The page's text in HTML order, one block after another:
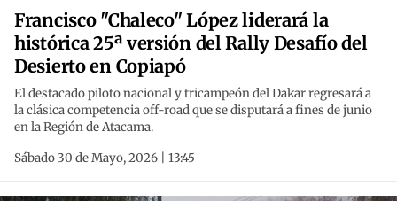
Francisco "Chaleco" López liderará la
histórica 25ª versión del Rally Desafío del
Desierto en Copiapó
El destacado piloto nacional y tricampeón del Dakar regresará a
la clásica competencia off-road que se disputará a fines de junio
en la Región de Atacama.
Sábado 30 de Mayo, 2026 | 13:45